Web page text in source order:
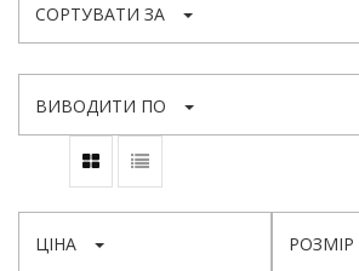
СОРТУВАТИ ЗА
ВИВОДИТИ ПО
ЦІНА РОЗМІР